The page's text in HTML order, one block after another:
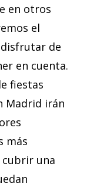
en otros
el
de
en cuenta.
fiestas
Madrid irán
más
una